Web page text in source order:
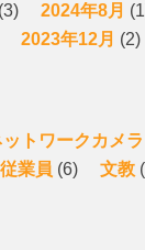
(3) 2024年8月
2023年12月 (2)
トワークカメラ
従業員 (6) 文教